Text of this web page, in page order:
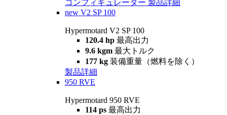
コンフィギュレーター 製品詳細
new V2 SP 100
Hypermotard V2 SP 100
120.4 hp 最高出力
9.6 kgm 最大トルク
177 kg 装備重量（燃料を除く）
製品詳細
950 RVE
Hypermotard 950 RVE
114 ps 最高出力